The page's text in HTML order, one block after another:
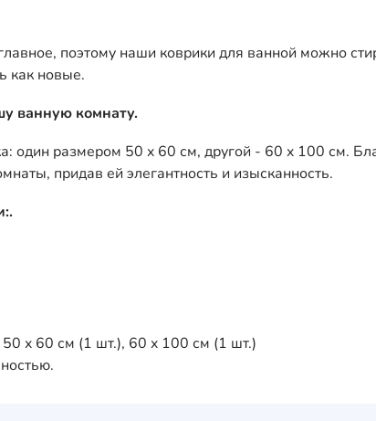
поэтому наши коврики для ванной можно
как новые.
ванную комнату.
один размером 50 x 60 см, другой - 60 x 100 см.
придав ей элегантность и изысканность.
x 60 см (1 шт.), 60 x 100 см (1 шт.)